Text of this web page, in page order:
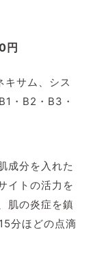
円
キサム、シス
・B2・B3・
成分を入れた
イトの活力を
肌の炎症を鎮
分ほどの点滴